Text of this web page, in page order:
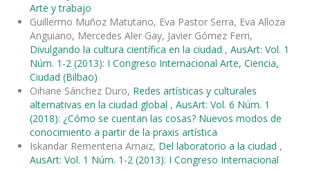
Arte y trabajo
Guillermo Muñoz Matutano, Eva Pastor Serra, Eva Alloza
Anguiano, Mercedes Aler Gay, Javier Gómez Ferri,
Divulgando la cultura científica en la ciudad , AusArt: Vol. 1
Núm. 1-2 (2013): I Congreso Internacional Arte, Ciencia,
Ciudad (Bilbao)
Oihane Sánchez Duro, Redes artísticas y culturales
alternativas en la ciudad global , AusArt: Vol. 6 Núm. 1
(2018): ¿Cómo se cuentan las cosas? Nuevos modos de
conocimiento a partir de la praxis artística
Iskandar Rementeria Arnaiz, Del laboratorio a la ciudad ,
AusArt: Vol. 1 Núm. 1-2 (2013): I Congreso Internacional